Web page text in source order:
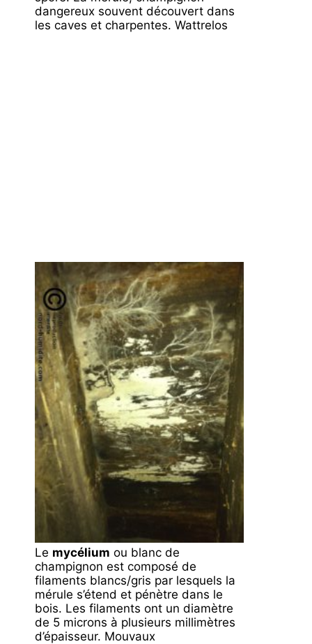
dangereux souvent découvert dans
les caves et charpentes. Wattrelos
Le mycélium ou blanc de
champignon est composé de
filaments blancs/gris par lesquels la
mérule s’étend et pénètre dans le
bois. Les filaments ont un diamètre
de 5 microns à plusieurs millimètres
d’épaisseur. Mouvaux